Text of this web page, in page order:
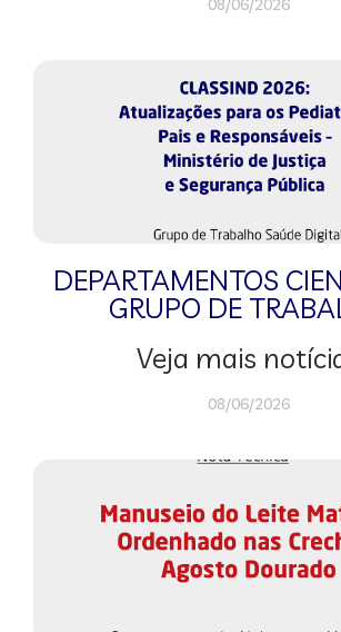
DEPARTAMENTOS
GRUPO DE
Veja mais
08/06/2026